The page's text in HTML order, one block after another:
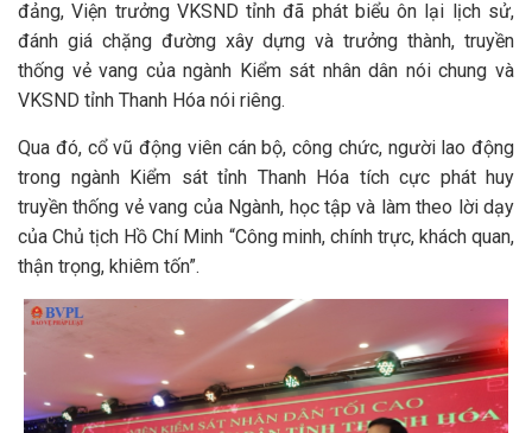
đảng, Viện trưởng VKSND tỉnh đã phát biểu ôn lại lịch sử,
đánh giá chặng đường xây dựng và trưởng thành, truyền
thống vẻ vang của ngành Kiểm sát nhân dân nói chung và
VKSND tỉnh Thanh Hóa nói riêng.
Qua đó, cổ vũ động viên cán bộ, công chức, người lao động
trong ngành Kiểm sát tỉnh Thanh Hóa tích cực phát huy
truyền thống vẻ vang của Ngành, học tập và làm theo lời dạy
của Chủ tịch Hồ Chí Minh “Công minh, chính trực, khách quan,
thận trọng, khiêm tốn”.